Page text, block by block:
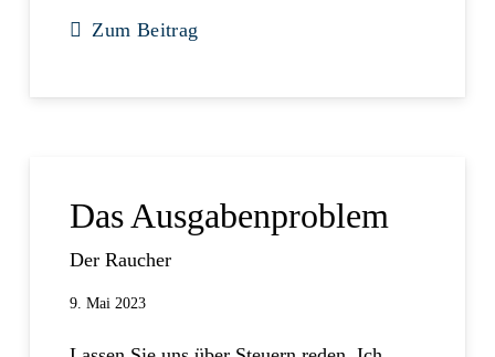
Zum Beitrag
Das Ausgabenproblem
Der Raucher
9. Mai 2023